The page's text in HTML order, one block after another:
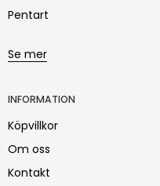
Pentart
Se mer
INFORMATION
Köpvillkor
Om oss
Kontakt